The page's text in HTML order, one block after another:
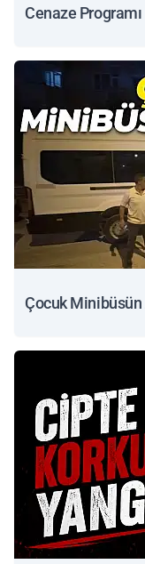
Cenaze
Çocuk Minibüsün